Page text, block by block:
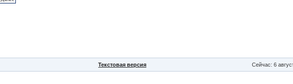
Текстовая версия Сейчас: 6